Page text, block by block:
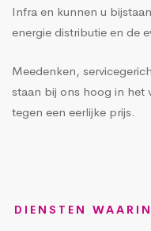
Infra en kunnen u
energie distributie en de
Meedenken,
staan bij ons hoog in het
tegen een eerlijke prijs.
DIENSTEN